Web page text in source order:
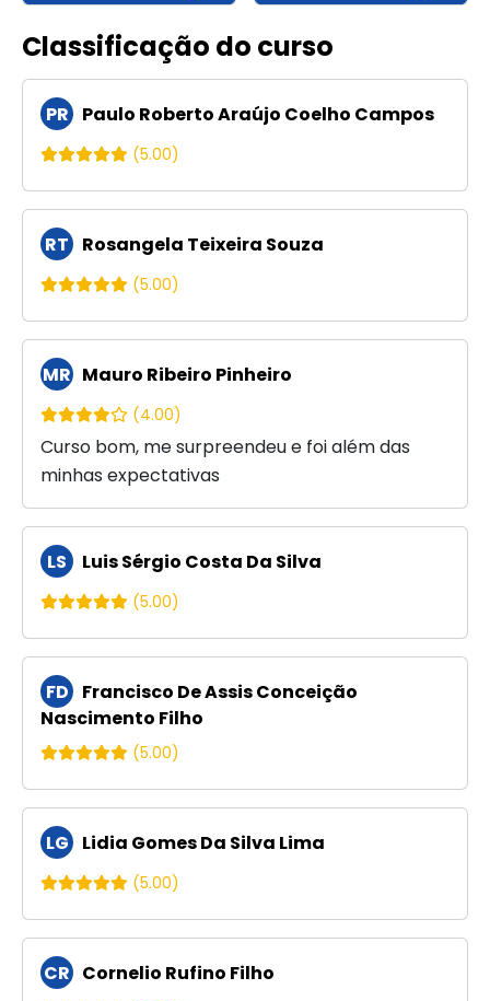
Classificação do curso
PR Paulo Roberto Araújo Coelho Campos
(5.00)
RT Rosangela Teixeira Souza
(5.00)
MR Mauro Ribeiro Pinheiro
(4.00)
Curso bom, me surpreendeu e foi além das
minhas expectativas
LS Luis Sérgio Costa Da Silva
(5.00)
FD
Francisco De Assis Conceição
Nascimento Filho
(5.00)
LG Lidia Gomes Da Silva Lima
(5.00)
CR Cornelio Rufino Filho